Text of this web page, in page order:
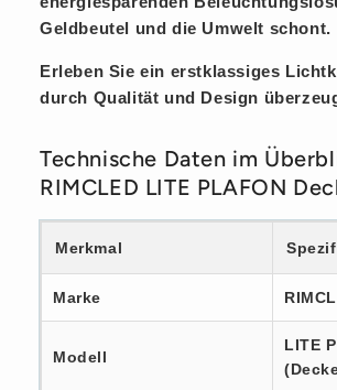
Geldbeutel und die Umwelt schont.
Erleben Sie ein erstklassiges
durch Qualität und Design
Technische Daten im
RIMCLED LITE PLAFON
Merkmal
Marke
Modell
LITE